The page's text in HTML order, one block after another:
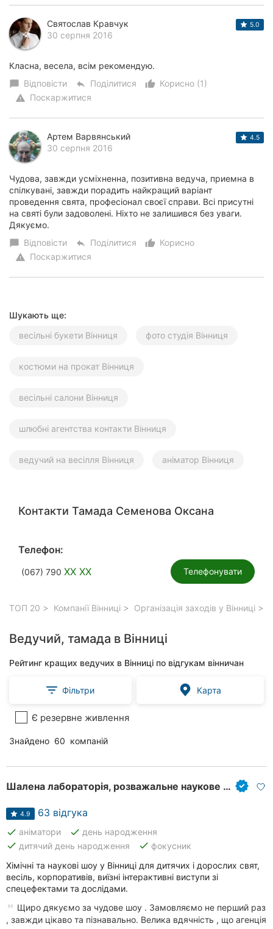
Івано-
Франківськ
Луцьк
Ужгород
Карпати
Святослав Кравчук
30 серпня 2016
5.0
Класна, весела, всім рекомендую.
chat_bubble Відповісти reply Поділитися thumb_up_alt
Корисно (1)
warning Поскаржитися
Артем Варвянський
30 серпня 2016
4.5
Чудова, завжди усміхненна, позитивна ведуча, приемна в
спілкувані, завжди порадить найкращий варіант
проведення свята, професіонал своєї справи. Всі присутні
на святі були задоволені. Ніхто не залишився без уваги.
Дякуємо.
chat_bubble Відповісти reply Поділитися thumb_up_alt
Корисно
warning Поскаржитися
Шукають ще:
весільні букети Вінниця
фото студія Вінниця
костюми на прокат Вінниця
весільні салони Вінниця
шлюбні агентства контакти Вінниця
ведучий на весілля Вінниця аніматор Вінниця
Контакти Тамада Семенова Оксана
Телефон:
(067) 790 XX XX Телефонувати
ТОП 20 Компанії Вінниці Організація заходів у Вінниці
Ведучий, тамада в Вінниці
Рейтинг кращих ведучих в Вінниці по відгукам вінничан
Фільтри Карта
Є резервне живлення
Знайдено 60 компаній
Шалена лабораторія, розважальне наукове шоу
4.9 63 відгука
done аніматори done день народження
done дитячий день народження done фокусник
Хімічні та наукові шоу у Вінниці для дитячих і дорослих свят,
весіль, корпоративів, виїзні інтерактивні виступи зі
спецефектами та дослідами.
Щиро дякуємо за чудове шоу . Замовляємо не перший раз
, завжди цікаво та пізнавально. Велика вдячність , що агенція